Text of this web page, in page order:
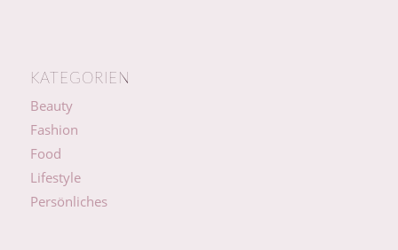
KATEGORIEN
Beauty
Fashion
Food
Lifestyle
Persönliches